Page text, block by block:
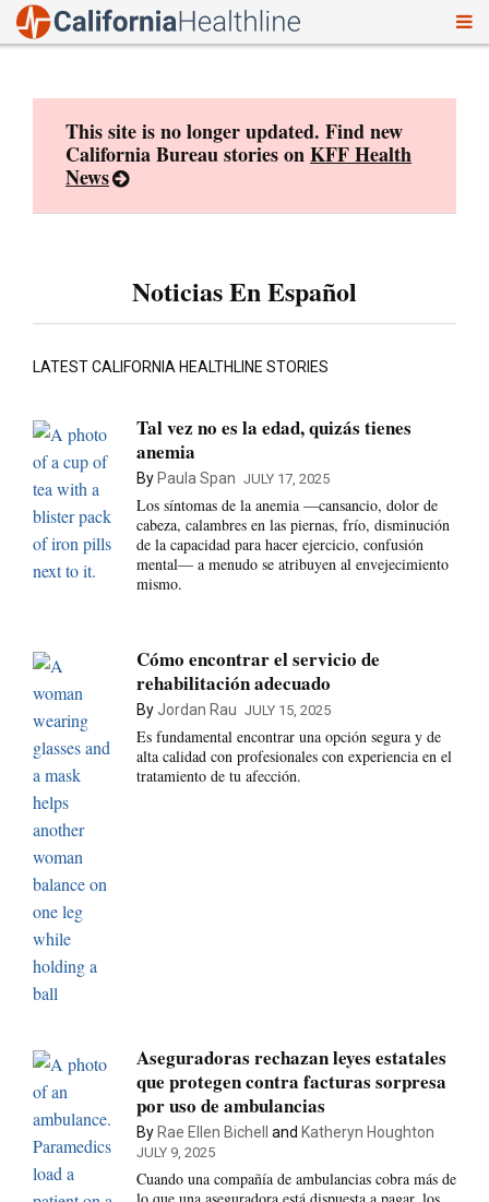
This site is no longer updated. Find new
California Bureau stories onKFF Health
News
Noticias En Español
LATEST CALIFORNIA HEALTHLINE STORIES
Tal vez no es la edad, quizás tienes
anemia
By Paula Span JULY 17, 2025
Los síntomas de la anemia —cansancio, dolor de
cabeza, calambres en las piernas, frío, disminución
de la capacidad para hacer ejercicio, confusión
mental— a menudo se atribuyen al envejecimiento
mismo.
Cómo encontrar el servicio de
rehabilitación adecuado
ByJordan Rau JULY 15, 2025
Es fundamental encontrar una opción segura y de
alta calidad con profesionales con experiencia en el
tratamiento de tu afección.
Aseguradoras rechazan leyes estatales
que protegen contra facturas sorpresa
por uso de ambulancias
By Rae Ellen Bichell and Katheryn Houghton
JULY 9, 2025
Cuando una compañía de ambulancias cobra más de